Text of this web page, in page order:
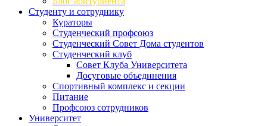
Студенту и сотруднику
Кураторы
Студенческий профсоюз
Студенческий Совет Дома студентов
Студенческий клуб
Совет Клуба Университета
Досуговые объединения
Спортивный комплекс и секции
Питание
Профсоюз сотрудников
Университет